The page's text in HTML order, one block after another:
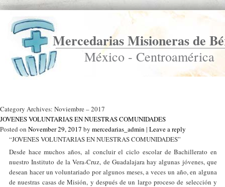
Mercedarias Misioneras de
México - Centroamérica
Category Archives: Noviembre – 2017
JOVENES VOLUNTARIAS EN NUESTRAS COMUNIDADES
Posted on November 29, 2017 by mercedarias_admin | Leave a reply
“JOVENES VOLUNTARIAS EN NUESTRAS COMUNIDADES”
Desde hace muchos años, al concluir el ciclo escolar de Bachillerato en
nuestro Instituto de la Vera-Cruz, de Guadalajara hay algunas jóvenes, que
desean hacer un voluntariado por algunos meses, a veces un año, en alguna
de nuestras casas de Misión, y después de un largo proceso de selección y